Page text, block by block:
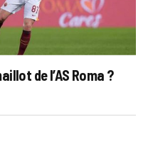
de l’AS Roma ?